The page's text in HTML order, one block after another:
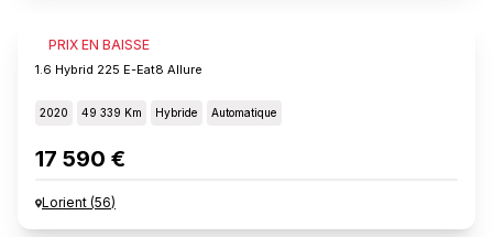
PRIX EN BAISSE
PEUGEOT 3008
1.6 Hybrid 225 E-Eat8 Allure
2020 49 339 Km Hybride Automatique
17 590 €
Lorient (56)